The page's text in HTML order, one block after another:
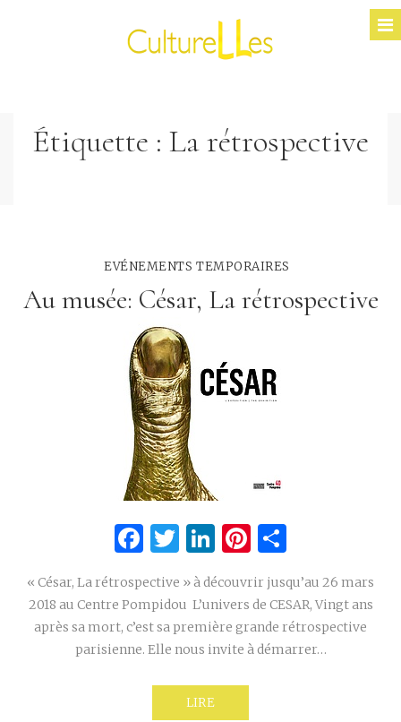
Étiquette : La rétrospective
EVÉNEMENTS TEMPORAIRES
Au musée: César, La rétrospective
Facebook
Twitter
LinkedIn
Pinterest
« César, La rétrospective » à découvrir jusqu’au 26 mars
2018 au Centre Pompidou L’univers de CESAR, Vingt ans
après sa mort, c’est sa première grande rétrospective
parisienne. Elle nous invite à démarrer…
LIRE